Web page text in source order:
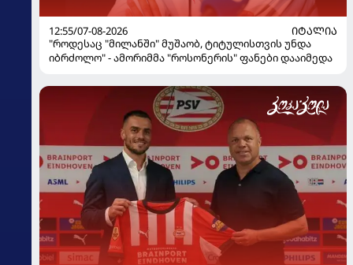
12:55/07-08-2026
ᲘᲢᲐᲚᲘᲐ
"როდესაც "მილანში" მუშაობ, ტიტულისთვის უნდა
იბრძოლო" - ამორიმმა "როსონერის" ფანები დააიმედა